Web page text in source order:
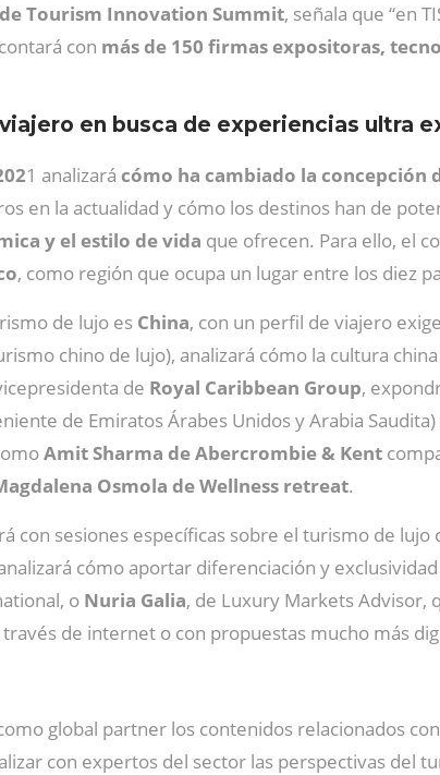
Tourism Innovation Summit, señala que “en
con más de 150 firmas expositoras,
en busca de experiencias ultra
1 analizará cómo ha cambiado la
en la actualidad y cómo los destinos han de
y el estilo de vida que ofrecen. Para ello, el
, como región que ocupa un lugar entre los diez
de lujo es China, con un perfil de viajero
chino de lujo), analizará cómo la cultura
de Royal Caribbean Group,
de Emiratos Árabes Unidos y Arabia
Amit Sharma de Abercrombie & Kent
Osmola de Wellness retreat.
con sesiones específicas sobre el turismo de
cómo aportar diferenciación y
o Nuria Galia, de Luxury Markets Advisor,
de internet o con propuestas mucho más
global partner los contenidos relacionados
con expertos del sector las perspectivas del